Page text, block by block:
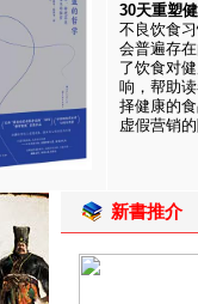
30天重塑
不良饮食
会普遍存
了饮食对
响，帮助
择健康的
虚假营销
新書推介